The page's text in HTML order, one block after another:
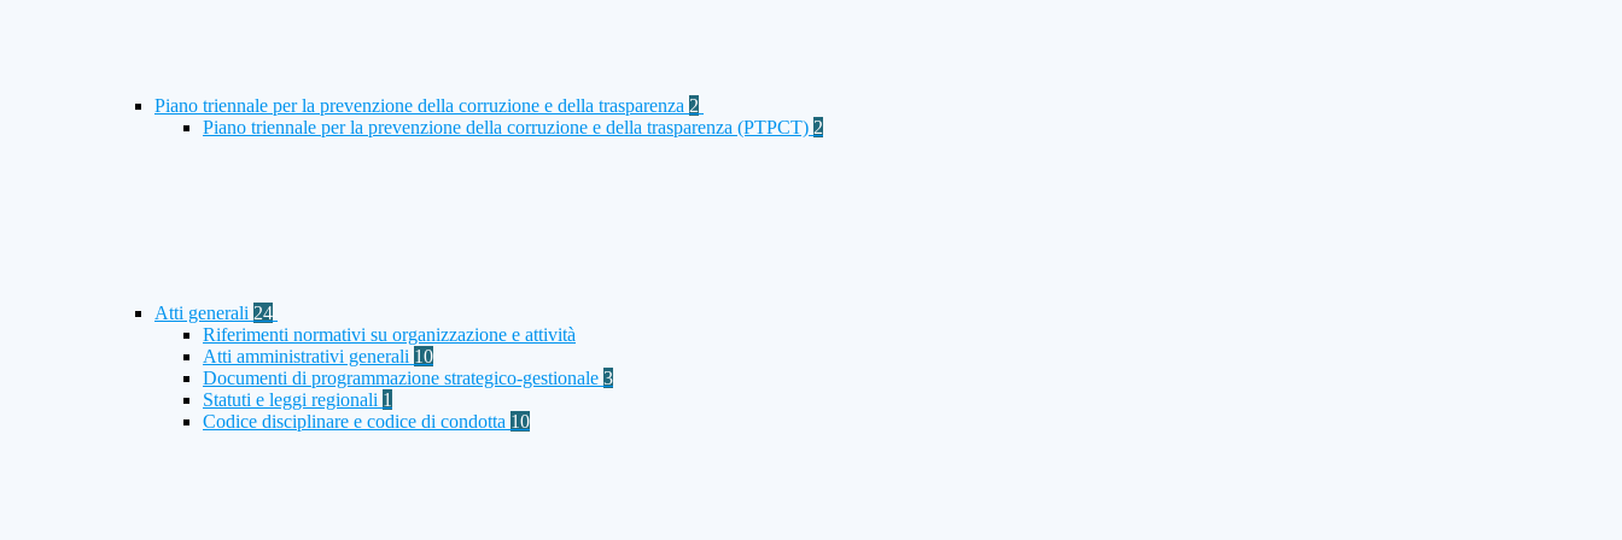
Piano triennale per la prevenzione della corruzione e della trasparenza 2
Piano triennale per la prevenzione della corruzione e della trasparenza (PTPCT) 2
Atti generali 24
Riferimenti normativi su organizzazione e attività
Atti amministrativi generali 10
Documenti di programmazione strategico-gestionale 3
Statuti e leggi regionali 1
Codice disciplinare e codice di condotta 10